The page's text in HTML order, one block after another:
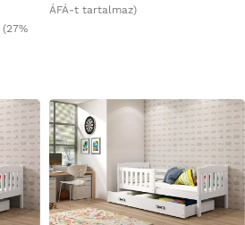
(27%
ÁFÁ-t tartalmaz)